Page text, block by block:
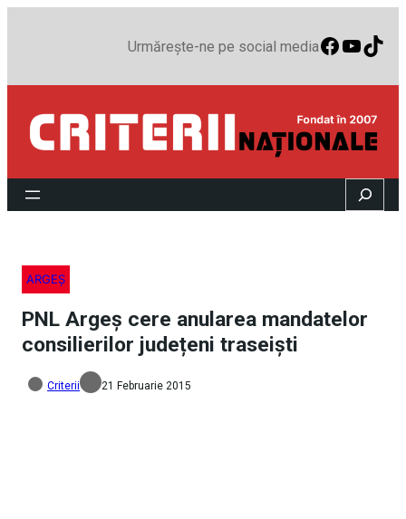
Urmărește-ne pe social media
Search
ARGEȘ
PNL Argeș cere anularea mandatelor
consilierilor județeni traseiști
Criterii 21 Februarie 2015